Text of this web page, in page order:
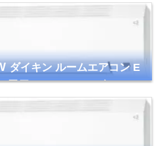
コンパクト 清潔
ダイキン ルームエアコン E
畳用 ホワイト 2025年モデル
トモデル ストリーマ